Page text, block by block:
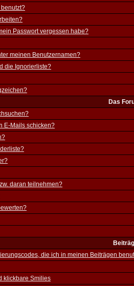
Passwort vergessen habe?
meinen Benutzernamen?
die Ignorierliste?
Das
E-Mails schicken?
daran teilnehmen?
die ich in meinen Beiträgen
klickbare Smilies